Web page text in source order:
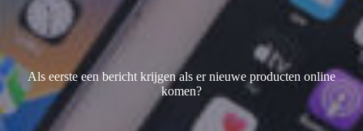
Als eerste een bericht krijgen als er nieuwe producten online
komen?